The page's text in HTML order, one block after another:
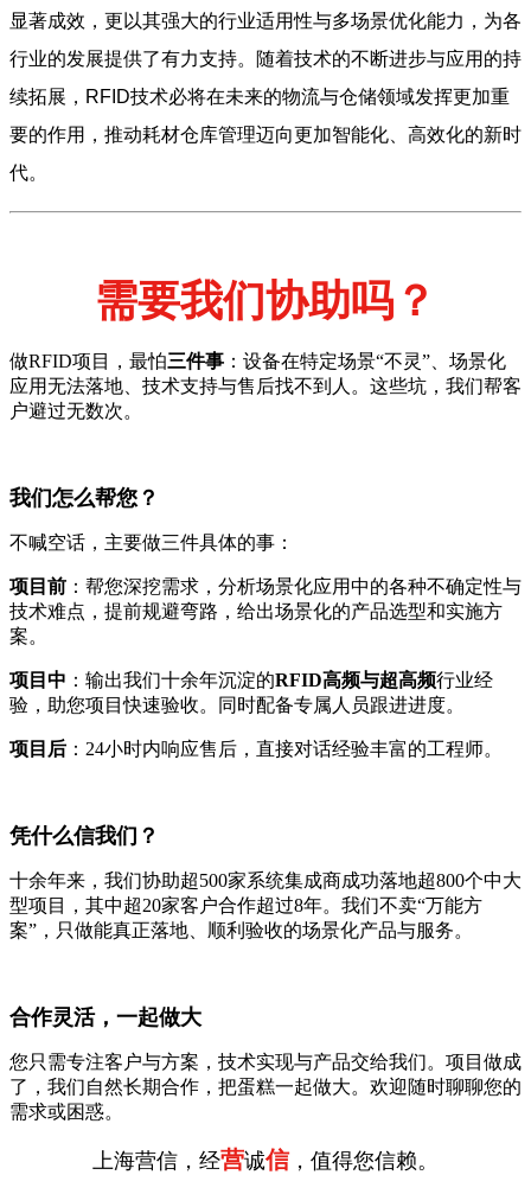
显著成效，更以其强大的行业适用性与多场景优化能力，为各
行业的发展提供了有力支持。随着技术的不断进步与应用的持
续拓展，RFID技术必将在未来的物流与仓储领域发挥更加重
要的作用，推动耗材仓库管理迈向更加智能化、高效化的新时
代。
需要我们协助吗？
做RFID项目，最怕三件事 ：设备在特定场景“不灵”、场景化
应用无法落地、技术支持与售后找不到人。这些坑，我们帮客
户避过无数次。
我们怎么帮您？
不喊空话，主要做三件具体的事：
项目前 ：帮您深挖需求，分析场景化应用中的各种不确定性与
技术难点，提前规避弯路，给出场景化的产品选型和实施方
案。
项目中 ：输出我们十余年沉淀的RFID高频与超高频行业经
验，助您项目快速验收。同时配备专属人员跟进进度。
项目后 ：24小时内响应售后，直接对话经验丰富的工程师。
凭什么信我们？
十余年来，我们协助超500家系统集成商成功落地超800个中大
型项目，其中超20家客户合作超过8年。我们不卖“万能方
案”，只做能真正落地、顺利验收的场景化产品与服务。
合作灵活，一起做大
您只需专注客户与方案，技术实现与产品交给我们。项目做成
了，我们自然长期合作，把蛋糕一起做大。欢迎随时聊聊您的
需求或困惑。
上海营信，经营诚信，值得您信赖。